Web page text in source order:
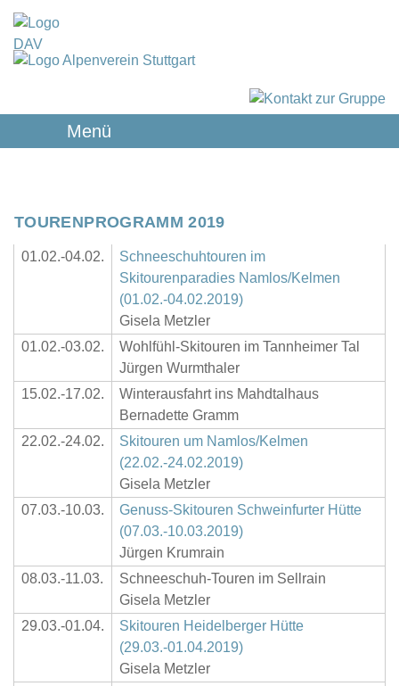
Menü
TOURENPROGRAMM 2019
01.02.-04.02.
Schneeschuhtouren im
Skitourenparadies Namlos/Kelmen
(01.02.-04.02.2019)
Gisela Metzler
01.02.-03.02.
Wohlfühl-Skitouren im Tannheimer Tal
Jürgen Wurmthaler
15.02.-17.02.
Winterausfahrt ins Mahdtalhaus
Bernadette Gramm
22.02.-24.02.
Skitouren um Namlos/Kelmen
(22.02.-24.02.2019)
Gisela Metzler
07.03.-10.03.
Genuss-Skitouren Schweinfurter Hütte
(07.03.-10.03.2019)
Jürgen Krumrain
08.03.-11.03.
Schneeschuh-Touren im Sellrain
Gisela Metzler
29.03.-01.04.
Skitouren Heidelberger Hütte
(29.03.-01.04.2019)
Gisela Metzler